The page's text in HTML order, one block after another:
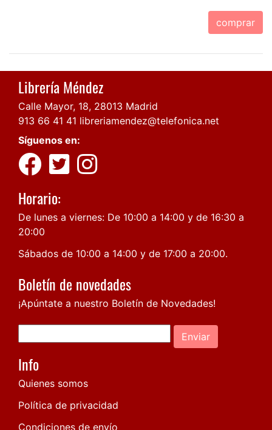
comprar
Librería Méndez
Calle Mayor, 18, 28013 Madrid
913 66 41 41 libreriamendez@telefonica.net
Síguenos en:
Horario:
De lunes a viernes: De 10:00 a 14:00 y de 16:30 a
20:00
Sábados de 10:00 a 14:00 y de 17:00 a 20:00.
Boletín de novedades
¡Apúntate a nuestro Boletín de Novedades!
Enviar
Info
Quienes somos
Política de privacidad
Condiciones de envío